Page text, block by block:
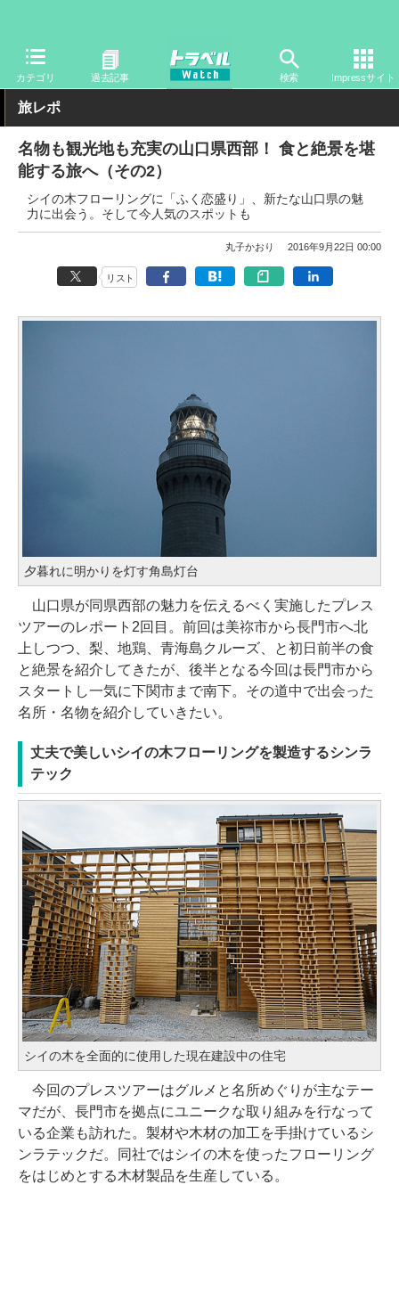
カテゴリ 過去記事 検索 Impressサイト
トラベル Watch 地域 国内旅行 中国
旅レポ
名物も観光地も充実の山口県西部！ 食と絶景を堪
能する旅へ（その2）
シイの木フローリングに「ふく恋盛り」、新たな山口県の魅
力に出会う。そして今人気のスポットも
丸子かおり 2016年9月22日 00:00
リスト
夕暮れに明かりを灯す角島灯台
山口県が同県西部の魅力を伝えるべく実施したプレス
ツアーのレポート2回目。前回は美祢市から長門市へ北
上しつつ、梨、地鶏、青海島クルーズ、と初日前半の食
と絶景を紹介してきたが、後半となる今回は長門市から
スタートし一気に下関市まで南下。その道中で出会った
名所・名物を紹介していきたい。
丈夫で美しいシイの木フローリングを製造するシンラ
テック
シイの木を全面的に使用した現在建設中の住宅
今回のプレスツアーはグルメと名所めぐりが主なテー
マだが、長門市を拠点にユニークな取り組みを行なって
いる企業も訪れた。製材や木材の加工を手掛けているシ
ンラテックだ。同社ではシイの木を使ったフローリング
をはじめとする木材製品を生産している。